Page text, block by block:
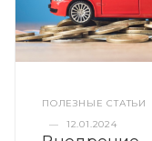
ПОЛЕЗНЫЕ СТАТЬИ
—
12.01.2024